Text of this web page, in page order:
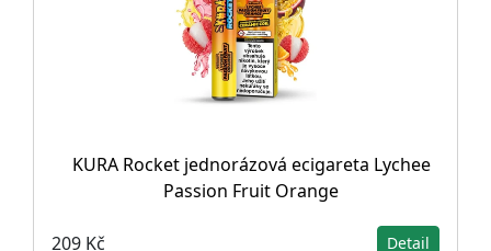
KURA Rocket jednorázová ecigareta Lychee
Passion Fruit Orange
209 Kč Detail